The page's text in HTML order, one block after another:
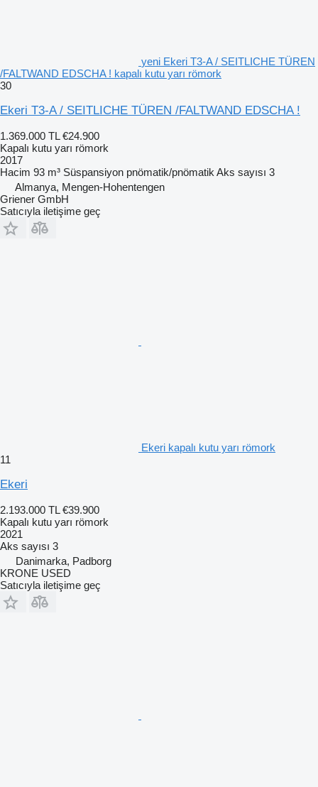
yeni Ekeri T3-A / SEITLICHE TÜREN
/FALTWAND EDSCHA ! kapalı kutu yarı römork
30
Ekeri T3-A / SEITLICHE TÜREN /FALTWAND EDSCHA !
1.369.000 TL €24.900
Kapalı kutu yarı römork
2017
Hacim 93 m³ Süspansiyon pnömatik/pnömatik Aks sayısı 3
Almanya, Mengen-Hohentengen
Griener GmbH
Satıcıyla iletişime geç
Ekeri kapalı kutu yarı römork
11
Ekeri
2.193.000 TL €39.900
Kapalı kutu yarı römork
2021
Aks sayısı 3
Danimarka, Padborg
KRONE USED
Satıcıyla iletişime geç